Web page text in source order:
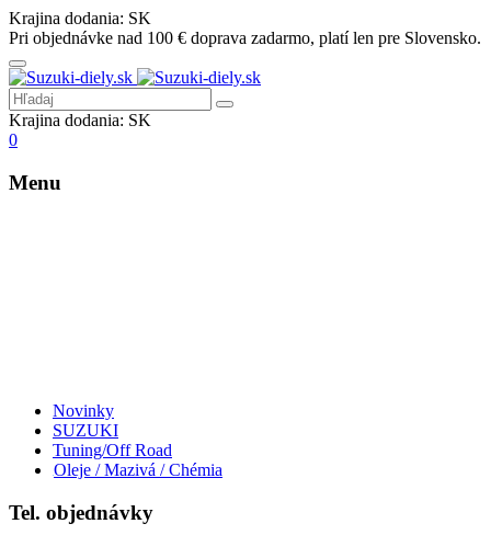
Krajina dodania: SK
Pri objednávke nad 100 € doprava zadarmo, platí len pre Slovensko.
Krajina dodania: SK
0
Menu
Novinky
SUZUKI
Tuning/Off Road
Oleje / Mazivá / Chémia
Tel. objednávky